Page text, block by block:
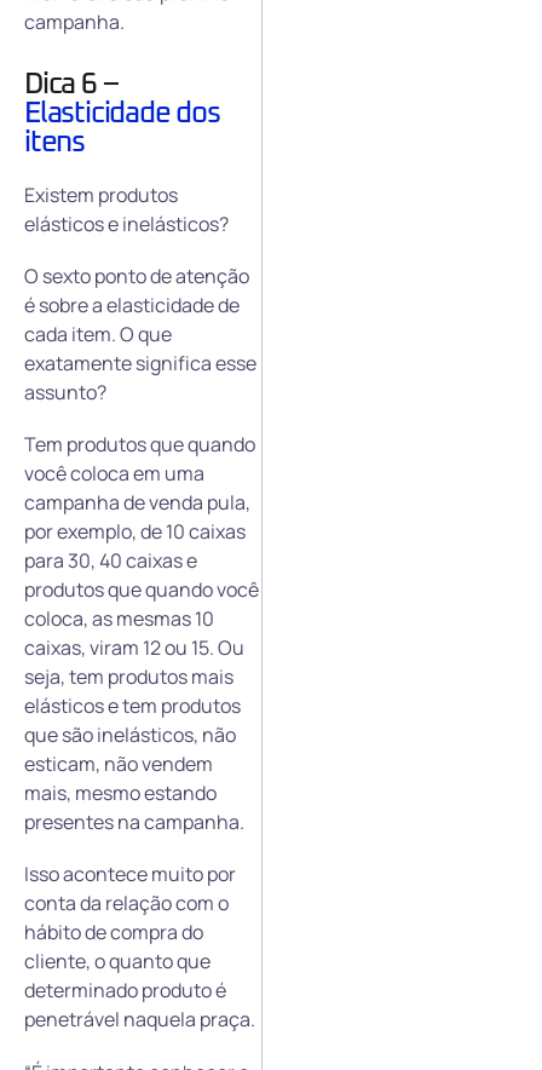
campanha.
Dica 6 –
Elasticidade dos
itens
Existem produtos
elásticos e inelásticos?
O sexto ponto de atenção
é sobre a elasticidade de
cada item. O que
exatamente significa esse
assunto?
Tem produtos que quando
você coloca em uma
campanha de venda pula,
por exemplo, de 10 caixas
para 30, 40 caixas e
produtos que quando você
coloca, as mesmas 10
caixas, viram 12 ou 15. Ou
seja, tem produtos mais
elásticos e tem produtos
que são inelásticos, não
esticam, não vendem
mais, mesmo estando
presentes na campanha.
Isso acontece muito por
conta da relação com o
hábito de compra do
cliente, o quanto que
determinado produto é
penetrável naquela praça.